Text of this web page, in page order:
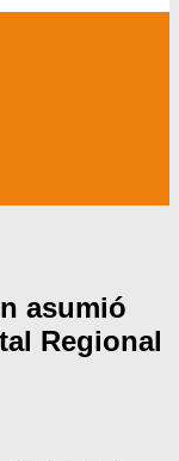
asumió
Regional